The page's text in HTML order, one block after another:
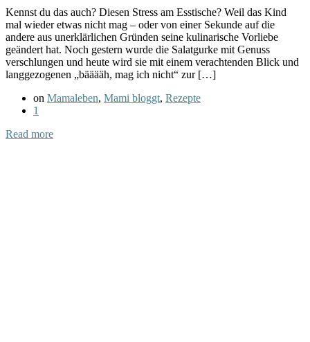
Kennst du das auch? Diesen Stress am Esstische? Weil das Kind
mal wieder etwas nicht mag – oder von einer Sekunde auf die
andere aus unerklärlichen Gründen seine kulinarische Vorliebe
geändert hat. Noch gestern wurde die Salatgurke mit Genuss
verschlungen und heute wird sie mit einem verachtenden Blick und
langgezogenen „bääääh, mag ich nicht“ zur […]
on Mamaleben, Mami bloggt, Rezepte
1
Read more